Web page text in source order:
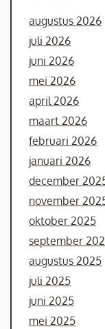
augustus 2026
juli 2026
juni 2026
mei 2026
april 2026
maart 2026
februari 2026
januari 2026
december
november
oktober 2025
september
augustus 2025
juli 2025
juni 2025
mei 2025